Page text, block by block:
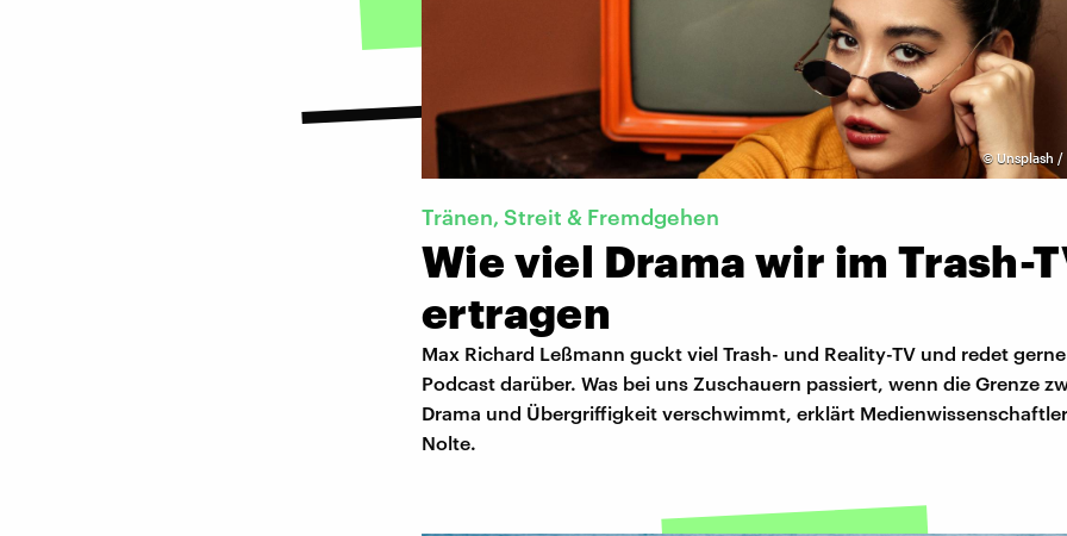
© Unsplash /
Tränen, Streit & Fremdgehen
Wie viel Drama wir im Trash-
ertragen
Max Richard Leßmann guckt viel Trash- und Reality-TV und redet
Podcast darüber. Was bei uns Zuschauern passiert, wenn die Grenze
Drama und Übergriffigkeit verschwimmt, erklärt
Nolte.